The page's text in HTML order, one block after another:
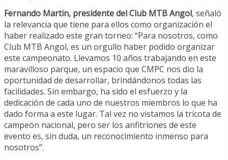
Fernando Martin, presidente del Club MTB Angol, señaló
la relevancia que tiene para ellos como organización el
haber realizado este gran torneo: “Para nosotros, como
Club MTB Angol, es un orgullo haber podido organizar
este campeonato. Llevamos 10 años trabajando en este
maravilloso parque, un espacio que CMPC nos dio la
oportunidad de desarrollar, brindándonos todas las
facilidades. Sin embargo, ha sido el esfuerzo y la
dedicación de cada uno de nuestros miembros lo que ha
dado forma a este lugar. Tal vez no vistamos la tricota de
campeón nacional, pero ser los anfitriones de este
evento es, sin duda, un reconocimiento inmenso para
nosotros”.